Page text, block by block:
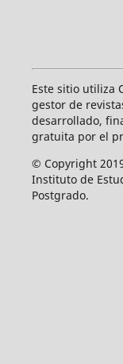
Este sitio utiliza
gestor de
desarrollado,
gratuita por el
© Copyright
Instituto de
Postgrado.